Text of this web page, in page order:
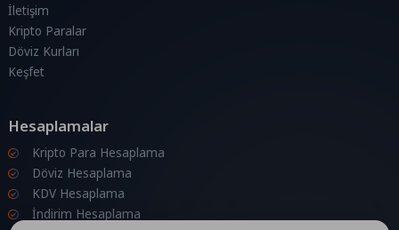
İletişim
Kripto Paralar
Döviz Kurları
Keşfet
Hesaplamalar
Kripto Para Hesaplama
Döviz Hesaplama
KDV Hesaplama
İndirim Hesaplama